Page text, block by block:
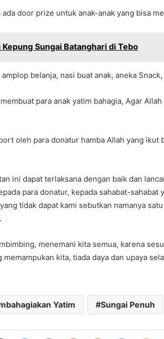
door prize untuk anak-anak yang bisa
Kepung Sungai Batanghari di Tebo
belanja, nasi buat anak, aneka
para anak yatim bahagia, Agar
oleh para donatur hamba Allah yang ikut
ini dapat terlaksana dengan baik dan
para donatur, kepada sahabat-sahabat
tidak dapat kami sebutkan namanya
menemani kita semua, karena
memampukan kita, tiada daya dan upaya
Yatim Sungai Penuh